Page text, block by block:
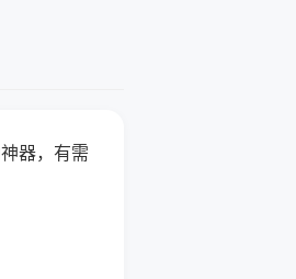
器，有需